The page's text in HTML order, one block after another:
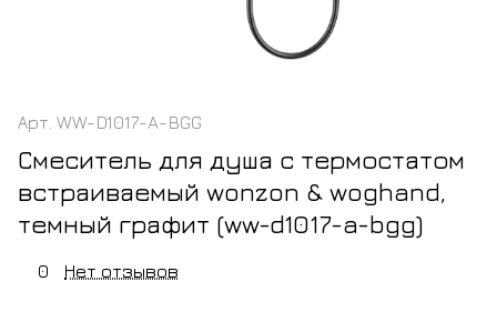
Арт. WW-D1017-A-BGG
Смеситель для душа с термостатом
встраиваемый wonzon & woghand,
темный графит (ww-d1017-a-bgg)
0 Нет отзывов